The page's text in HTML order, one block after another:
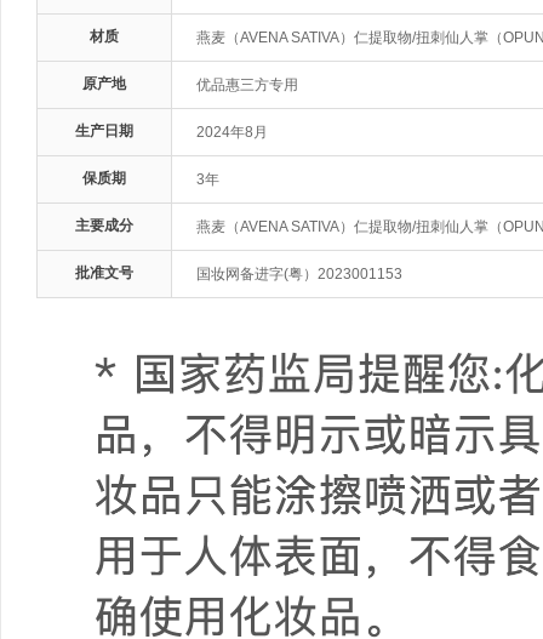
材质 燕麦（AVENA SATIVA）仁提取物/扭刺仙人掌（
原产地 优品惠三方专用
生产日期 2024年8月
保质期 3年
主要成分 燕麦（AVENA SATIVA）仁提取物/扭刺仙人掌（
批准文号 国妆网备进字(粤）2023001153